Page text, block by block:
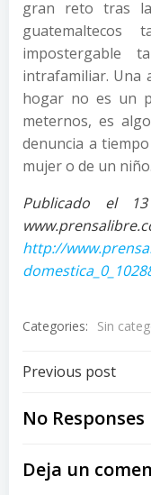
gran reto tras
impostergable
intrafamiliar. Una
hogar no es un
meternos, es
denuncia a
mujer o de un niño.
Publicado el
http://
Categories: Sin
Post
Previous post
No Responses
Deja un